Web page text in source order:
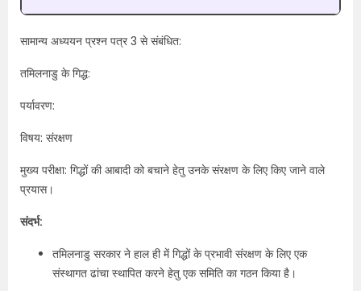
सामान्य अध्ययन प्रश्न पत्र 3 से संबंधित:
तमिलनाडु के गिद्ध:
पर्यावरण:
विषय: संरक्षण
मुख्य परीक्षा: गिद्धों की आबादी को बचाने हेतु उनके संरक्षण के लिए किए जाने वाले
प्रयास।
संदर्भ:
तमिलनाडु सरकार ने हाल ही में गिद्धों के प्रभावी संरक्षण के लिए एक
संस्थागत ढांचा स्थापित करने हेतु एक समिति का गठन किया है।